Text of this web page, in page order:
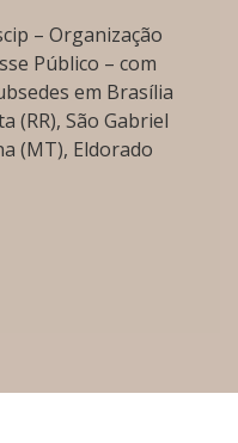
– Organização
Público – com
em Brasília
(RR), São Gabriel
(MT), Eldorado